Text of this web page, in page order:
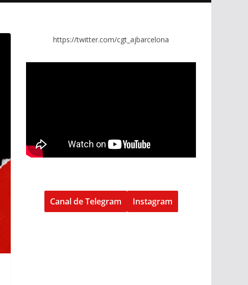
https://twitter.com/cgt_ajbarcelona
Canal de Telegram Instagram